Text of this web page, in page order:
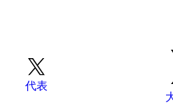
代表